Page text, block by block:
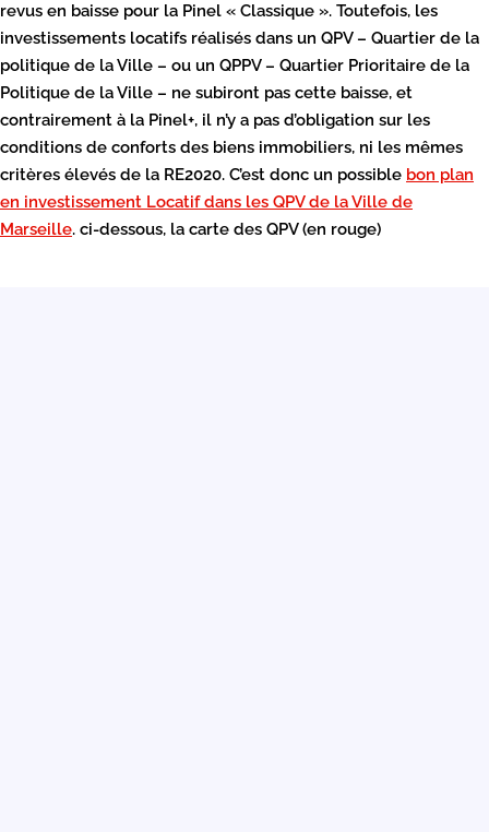
revus en baisse pour la Pinel « Classique ». Toutefois, les
investissements locatifs réalisés dans un QPV – Quartier de la
politique de la Ville – ou un QPPV – Quartier Prioritaire de la
Politique de la Ville – ne subiront pas cette baisse, et
contrairement à la Pinel+, il n’y a pas d’obligation sur les
conditions de conforts des biens immobiliers, ni les mêmes
critères élevés de la RE2020. C’est donc un possible bon plan
en investissement Locatif dans les QPV de la Ville de
Marseille. ci-dessous, la carte des QPV (en rouge)